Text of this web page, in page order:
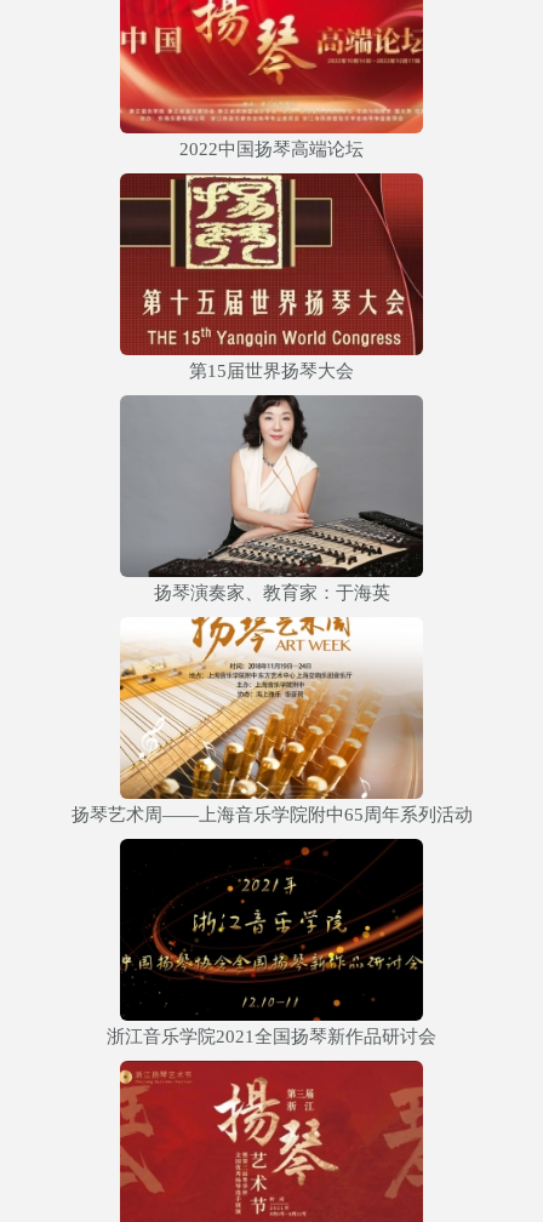
2022中国扬琴高端论坛
第15届世界扬琴大会
扬琴演奏家、教育家：于海英
扬琴艺术周——上海音乐学院附中65周年系列活动
浙江音乐学院2021全国扬琴新作品研讨会